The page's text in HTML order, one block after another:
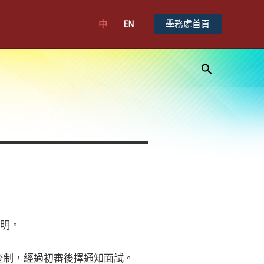
中 EN 學務處首頁
搜
尋
。
，經過初審後擇通知面試。